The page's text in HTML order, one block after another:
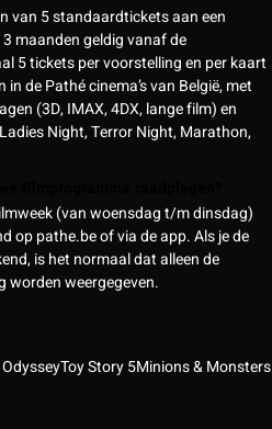
van 5 standaardtickets aan een
maanden geldig vanaf de
5 tickets per voorstelling en per kaart
de Pathé cinema’s van België, met
(3D, IMAX, 4DX, lange film) en
Night, Terror Night, Marathon,
(van woensdag t/m dinsdag)
op pathe.be of via de app. Als je de
is het normaal dat alleen de
worden weergegeven.
Toy Story 5Minions & Monsters